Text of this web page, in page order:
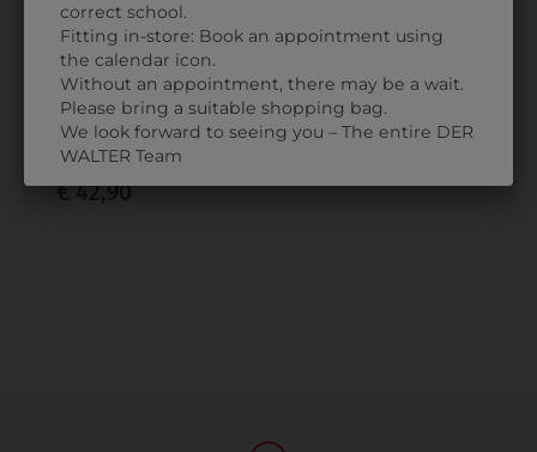
354058000010
DAMENKOCHJACKE
REGULAR
FIT
€ 42,90
correct school.
Fitting in-store: Book an appointment using
the calendar icon.
Without an appointment, there may be a wait.
Please bring a suitable shopping bag.
We look forward to seeing you – The entire DER
WALTER Team